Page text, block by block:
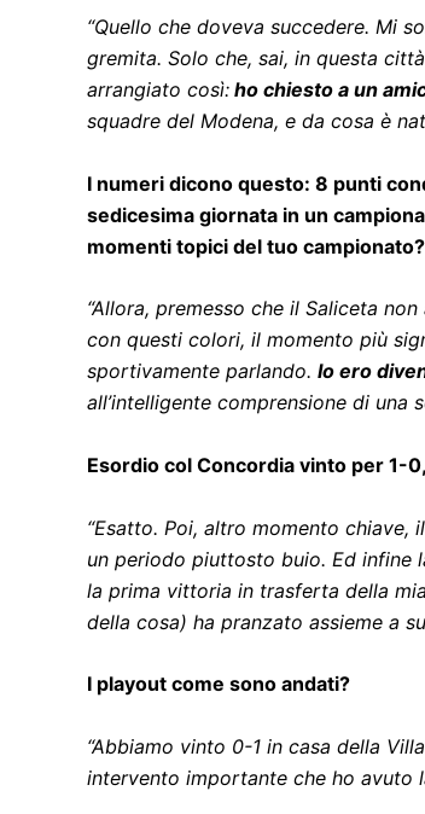
“Quello che doveva succedere. Mi
gremita. Solo che, sai, in questa
arrangiato così: ho chiesto a un
squadre del Modena, e da cosa è
I numeri dicono questo: 8 punti
sedicesima giornata in un
momenti topici del tuo campionato?
“Allora, premesso che il Saliceta
con questi colori, il momento più
sportivamente parlando. Io ero
all’intelligente comprensione di una
Esordio col Concordia vinto per 1-
“Esatto. Poi, altro momento
un periodo piuttosto buio. Ed infine
la prima vittoria in trasferta della
della cosa) ha pranzato assieme a
I playout come sono andati?
“Abbiamo vinto 0-1 in casa della
intervento importante che ho avuto